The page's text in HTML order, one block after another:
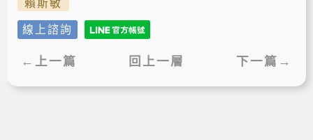
賴斯敏
線上諮詢
←上一篇 回上一層 下一篇→